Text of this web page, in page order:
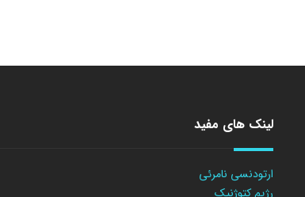
لینک های مفید
ارتودنسی نامرئی
رژیم کتوژنیک